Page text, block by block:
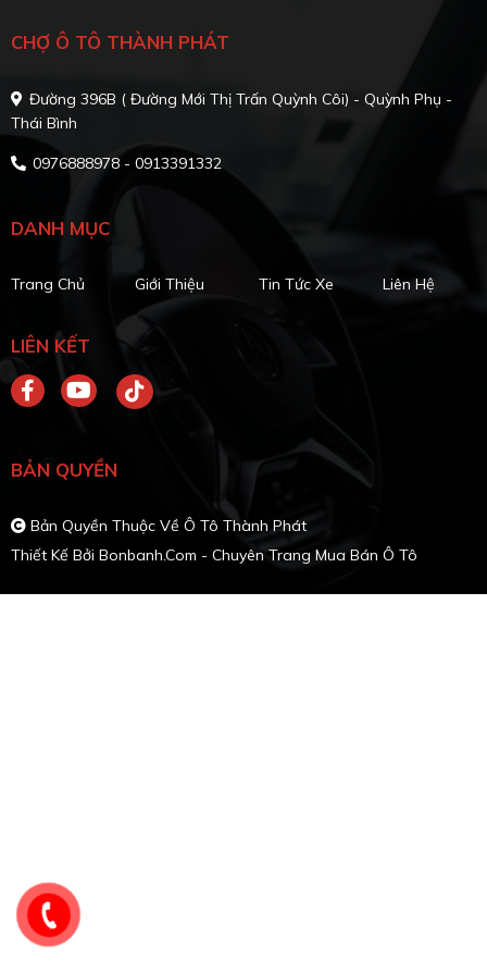
CHỢ Ô TÔ THÀNH PHÁT
Đường 396B ( Đường Mới Thị Trấn Quỳnh Côi) - Quỳnh Phụ -
Thái Bình
0976888978 - 0913391332
DANH MỤC
Trang Chủ Giới Thiệu Tin Tức Xe Liên Hệ
LIÊN KẾT
BẢN QUYỀN
Bản Quyền Thuộc Về Ô Tô Thành Phát
Thiết Kế Bởi Bonbanh.com - Chuyên Trang Mua Bán Ô Tô